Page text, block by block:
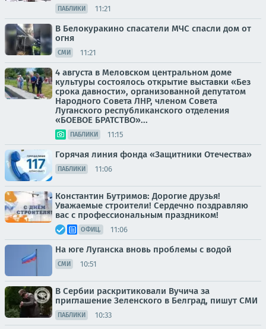
ПАБЛИКИ 11:21
В Белокуракино спасатели МЧС спасли дом от
огня
СМИ 11:21
4 августа в Меловском центральном доме
культуры состоялось открытие выставки «Без
срока давности», организованной депутатом
Народного Совета ЛНР, членом Совета
Луганского республиканского отделения
«БОЕВОЕ БРАТСТВО»...
ПАБЛИКИ 11:15
Горячая линия фонда «Защитники Отечества»
ПАБЛИКИ 11:06
Константин Бутримов: Дорогие друзья!
Уважаемые строители! Сердечно поздравляю
вас с профессиональным праздником!
ОФИЦ. 11:06
На юге Луганска вновь проблемы с водой
СМИ 10:51
В Сербии раскритиковали Вучича за
приглашение Зеленского в Белград, пишут СМИ
ПАБЛИКИ 10:33